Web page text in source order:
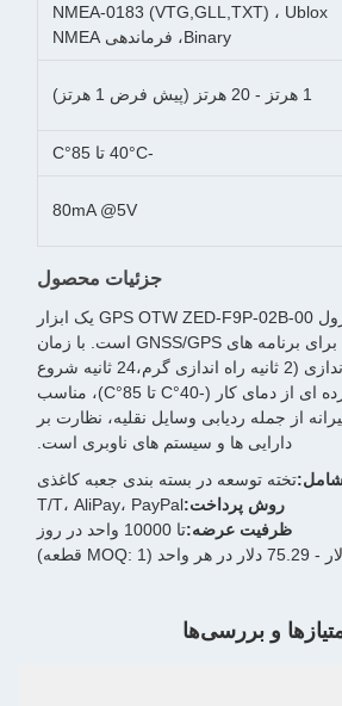
NMEA-0183 (VTG,GLL,TXT) ، Ublox
Binary، فرماندهی NMEA
80mA @5V
جزئیات محصول
هیئت توسعه ماژول GPS OTW ZED-F9P-02B-00 یک ابزار
ارزیابی با کارایی بالا برای برنامه های GNSS/GPS است. با زمان
های استثنایی راه اندازی (2 ثانیه راه اندازی گرم،24 ثانیه شروع
سرد) و طیف گسترده ای از دمای کار (-40°C تا 85°C)، مناسب
از جمله ردیابی وسایل نقلیه، نظارت بر
دارایی ها و سیستم های ناوبری است.
تخته توسعه در بسته بندی جعبه کاغذی
روش پرداخت:T/T، AliPay، PayPal
ظرفیت عرضه:تا 10000 واحد در روز
و بررسی‌ها